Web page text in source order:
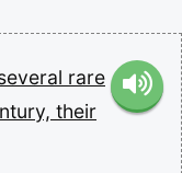
rare
their